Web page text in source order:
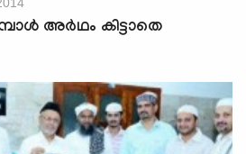
അര്‍ഥം കിട്ടാതെ